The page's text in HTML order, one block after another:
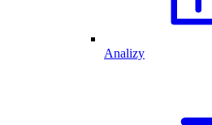
Analizy